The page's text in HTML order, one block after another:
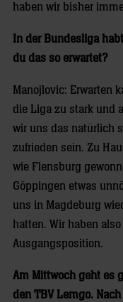
haben wir bisher
In der Bundesliga
du das so erwartet?
Manojlovic: Erwarten
die Liga zu stark und
wir uns das natürlich
zufrieden sein. Zu
wie Flensburg
Göppingen etwas
uns in Magdeburg
hatten. Wir haben
Ausgangsposition.
Am Mittwoch geht es
den TBV Lemgo.